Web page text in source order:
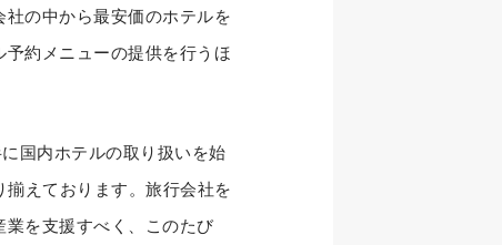
の中から最安価のホテルを
約メニューの提供を行うほ
国内ホテルの取り扱いを始
えております。旅行会社を
を支援すべく、このたび